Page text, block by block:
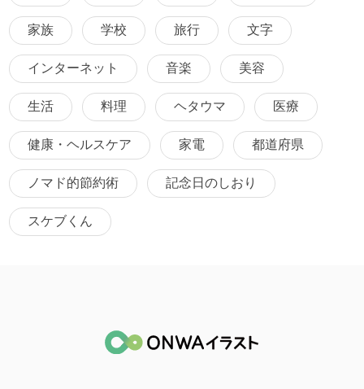
家族 学校 旅行 文字
インターネット 音楽 美容
生活 料理 ヘタウマ 医療
健康・ヘルスケア 家電 都道府県
ノマド的節約術 記念日のしおり
スケブくん